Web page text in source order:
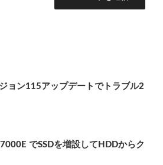
ョン115アップデートでトラブル2
でSSDを増設してHDDからク